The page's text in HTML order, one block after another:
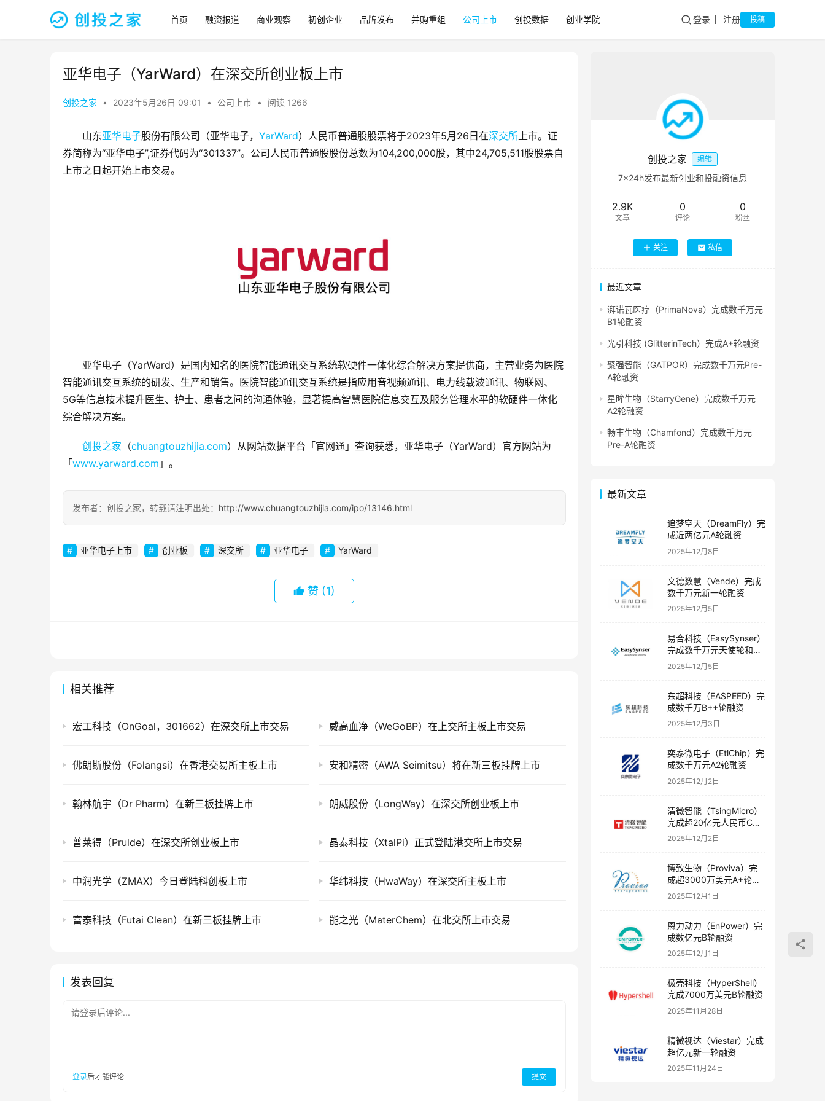
首页 融资报道 商业观察 初创企业 品牌发布 并购重组 公司上市 创投数据 创业学院 登录 注册 投稿
亚华电子（YarWard）在深交所创业板上市
创投之家 • 2023年5月26日 09:01 • 公司上市 • 阅读 1266
山东亚华电子股份有限公司（亚华电子， YarWard）人民币普通股股票将于2023年5月26日在深交所上市。证
券简称为“亚华电子”,证券代码为“301337”。公司人民币普通股股份总数为104,200,000股，其中24,705,511股股票自
上市之日起开始上市交易。
亚华电子（YarWard）是国内知名的医院智能通讯交互系统软硬件一体化综合解决方案提供商，主营业务为医院
智能通讯交互系统的研发、生产和销售。医院智能通讯交互系统是指应用音视频通讯、电力线载波通讯、物联网、
5G等信息技术提升医生、护士、患者之间的沟通体验，显著提高智慧医院信息交互及服务管理水平的软硬件一体化
综合解决方案。
创投之家 （chuangtouzhijia.com）从网站数据平台「官网通」查询获悉，亚华电子（YarWard）官方网站为
「www.yarward.com 」。
发布者：创投之家，转载请注明出处： http://www.chuangtouzhijia.com/ipo/13146.html
亚华电子上市 创业板 深交所 亚华电子 YarWard
赞 (1)
相关推荐
宏工科技（OnGoal，301662）在深交所上市交易 威高血净（WeGoBP）在上交所主板上市交易
佛朗斯股份（Folangsi）在香港交易所主板上市 安和精密（AWA Seimitsu）将在新三板挂牌上市
翰林航宇（Dr Pharm）在新三板挂牌上市 朗威股份（LongWay）在深交所创业板上市
普莱得（Prulde）在深交所创业板上市 晶泰科技（XtalPi）正式登陆港交所上市交易
中润光学（ZMAX）今日登陆科创板上市 华纬科技（HwaWay）在深交所主板上市
富泰科技（Futai Clean）在新三板挂牌上市 能之光（MaterChem）在北交所上市交易
发表回复
请登录后评论...
登录后才能评论 提交
创投之家 编辑
7×24h发布最新创业和投融资信息
2.9K
文章
0
评论
0
粉丝
关注 私信
最近文章
湃诺瓦医疗（PrimaNova）完成数千万元
B1轮融资
光引科技 (GlitterinTech）完成A+轮融资
聚强智能（GATPOR）完成数千万元Pre-
A轮融资
星眸生物（StarryGene）完成数千万元
A2轮融资
畅丰生物（Chamfond）完成数千万元
Pre-A轮融资
最新文章
追梦空天（DreamFly）完
成近两亿元A轮融资
2025年12月8日
文德数慧（Vende）完成
数千万元新一轮融资
2025年12月5日
易合科技（EasySynser）
完成数千万元天使轮和天
使+轮融资
2025年12月5日
东超科技（EASPEED）完
成数千万B++轮融资
2025年12月3日
奕泰微电子（EtlChip）完
成数千万元A2轮融资
2025年12月2日
清微智能（TsingMicro）
完成超20亿元人民币C轮
融资
2025年12月2日
博致生物（Proviva）完
成超3000万美元A+轮融
资
2025年12月1日
恩力动力（EnPower）完
成数亿元B轮融资
2025年12月1日
极壳科技（HyperShell）
完成7000万美元B轮融资
2025年11月28日
精微视达（Viestar）完成
超亿元新一轮融资
2025年11月24日